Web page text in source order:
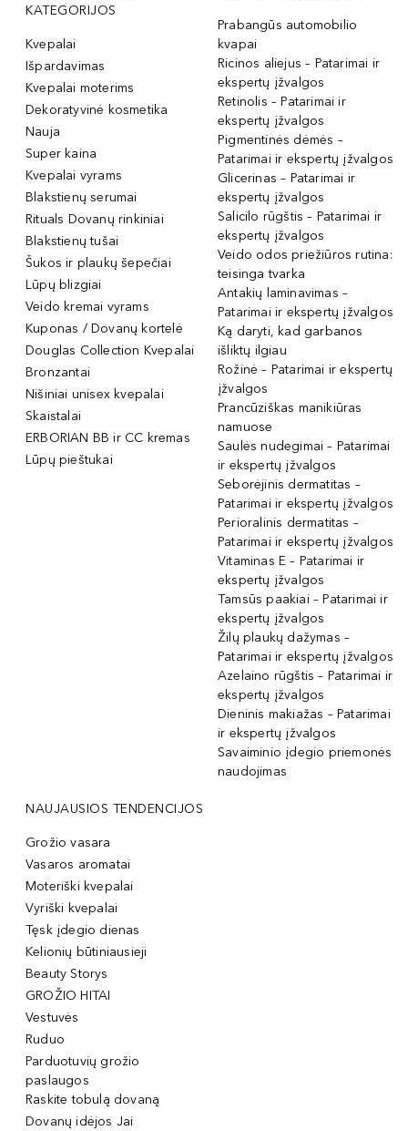
KATEGORIJOS
Kvepalai
Išpardavimas
Kvepalai moterims
Dekoratyvinė kosmetika
Nauja
Super kaina
Kvepalai vyrams
Blakstienų serumai
Rituals Dovanų rinkiniai
Blakstienų tušai
Šukos ir plaukų šepečiai
Lūpų blizgiai
Veido kremai vyrams
Kuponas / Dovanų kortelė
Douglas Collection Kvepalai
Bronzantai
Nišiniai unisex kvepalai
Skaistalai
ERBORIAN BB ir CC kremas
Lūpų pieštukai
Prabangūs automobilio
kvapai
Ricinos aliejus – Patarimai ir
ekspertų įžvalgos
Retinolis – Patarimai ir
ekspertų įžvalgos
Pigmentinės dėmės –
Patarimai ir ekspertų įžvalgos
Glicerinas – Patarimai ir
ekspertų įžvalgos
Salicilo rūgštis – Patarimai ir
ekspertų įžvalgos
Veido odos priežiūros rutina:
teisinga tvarka
Antakių laminavimas –
Patarimai ir ekspertų įžvalgos
Ką daryti, kad garbanos
išliktų ilgiau
Rožinė – Patarimai ir ekspertų
įžvalgos
Prancūziškas manikiūras
namuose
Saulės nudegimai – Patarimai
ir ekspertų įžvalgos
Seborėjinis dermatitas –
Patarimai ir ekspertų įžvalgos
Perioralinis dermatitas –
Patarimai ir ekspertų įžvalgos
Vitaminas E – Patarimai ir
ekspertų įžvalgos
Tamsūs paakiai – Patarimai ir
ekspertų įžvalgos
Žilų plaukų dažymas –
Patarimai ir ekspertų įžvalgos
Azelaino rūgštis – Patarimai ir
ekspertų įžvalgos
Dieninis makiažas – Patarimai
ir ekspertų įžvalgos
Savaiminio įdegio priemonės
naudojimas
NAUJAUSIOS TENDENCIJOS
Grožio vasara
Vasaros aromatai
Moteriški kvepalai
Vyriški kvepalai
Tęsk įdegio dienas
Kelionių būtiniausieji
Beauty Storys
GROŽIO HITAI
Vestuvės
Ruduo
Parduotuvių grožio
paslaugos
Raskite tobulą dovaną
Dovanų idėjos Jai